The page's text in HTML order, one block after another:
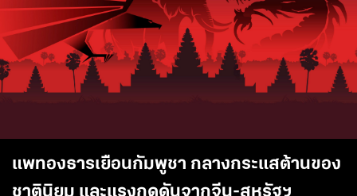
แพทองธารเยือนกัมพูชา กลางกระแสต้านของ